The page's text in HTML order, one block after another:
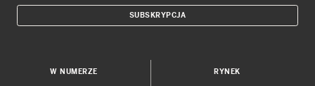
SUBSKRYPCJA
W NUMERZE RYNEK